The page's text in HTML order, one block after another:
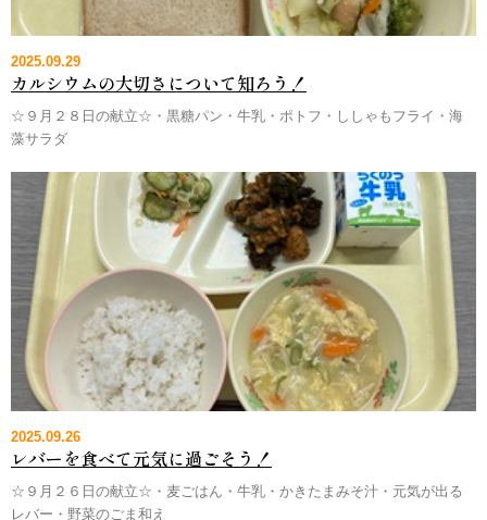
2025.09.29
カルシウムの大切さについて知ろう！
☆９月２８日の献立☆・黒糖パン・牛乳・ポトフ・ししゃもフライ・海
藻サラダ
2025.09.26
レバーを食べて元気に過ごそう！
☆９月２６日の献立☆・麦ごはん・牛乳・かきたまみそ汁・元気が出る
レバー・野菜のごま和え